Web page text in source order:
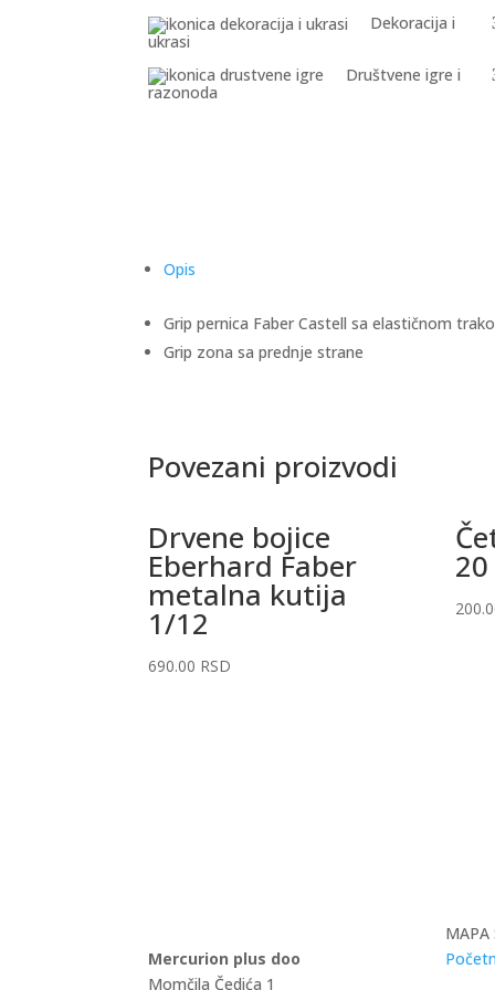
Dekoracija i
ukrasi
Društvene igre i
razonoda
Opis
Grip pernica Faber Castell sa elastičnom
Grip zona sa prednje strane
Povezani proizvodi
Drvene bojice
Eberhard Faber
metalna kutija
1/12
690.00 RSD
Mercurion plus doo
Momčila Čedića 1
MAPA